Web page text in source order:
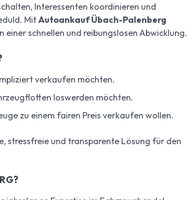
Interessenten koordinieren und
MitAutoankauf Übach-Palenberg
schnellen und reibungslosen Abwicklung.
verkaufen möchten.
loswerden möchten.
zu einem fairen Preis verkaufen wollen.
stressfreie und transparente Lösung für den